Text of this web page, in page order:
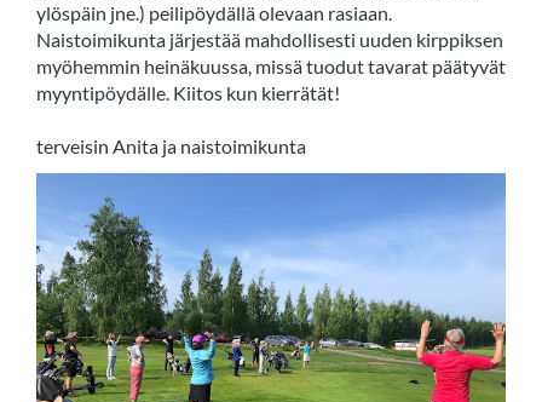
ylöspäin jne.) peilipöydällä olevaan rasiaan.
Naistoimikunta järjestää mahdollisesti uuden kirppiksen
myöhemmin heinäkuussa, missä tuodut tavarat päätyvät
myyntipöydälle. Kiitos kun kierrätät!
terveisin Anita ja naistoimikunta